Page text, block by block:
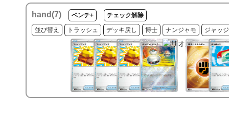
hand(7) ベンチ+ チェック解除
並び替え トラッシュ デッキ戻し 博士 ナンジャモ ジャッ